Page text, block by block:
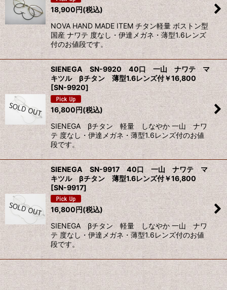
18,900円(税込)
NOVA HAND MADE ITEM チタン軽量 ボストン型
国産 ナワテ 度なし・伊達メガネ・薄型1.6レンズ
付のお値段です。
SIENEGA SN-9920 40口 一山 ナワテ マ
キツル βチタン 薄型1.6レンズ付￥16,800
[SN-9920]
16,800円(税込)
SIENEGA βチタン 軽量 しなやか 一山 ナワ
テ 度なし・伊達メガネ・薄型1.6レンズ付のお値
段です。
SIENEGA SN-9917 40口 一山 ナワテ マ
キツル βチタン 薄型1.6レンズ付￥16,800
[SN-9917]
16,800円(税込)
SIENEGA βチタン 軽量 しなやか 一山 ナワ
テ 度なし・伊達メガネ・薄型1.6レンズ付のお値
段です。